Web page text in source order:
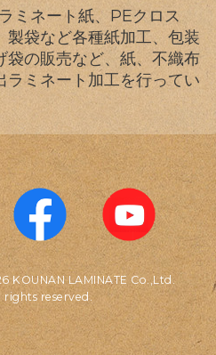
ミネート紙、PEクロス
製袋など各種紙加工、包装
袋の販売など、紙、不織布
ラミネート加工を行ってい
KOUNAN LAMINATE Co.,Ltd.
rights reserved.